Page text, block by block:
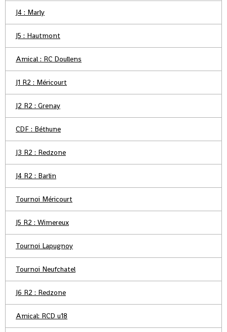
J4 : Marly
J5 : Hautmont
Amical : RC Doullens
J1 R2 : Méricourt
J2 R2 : Grenay
CDF : Béthune
J3 R2 : Redzone
J4 R2 : Barlin
Tournoi Méricourt
J5 R2 : Wimereux
Tournoi Lapugnoy
Tournoi Neufchatel
J6 R2 : Redzone
Amical: RCD u18